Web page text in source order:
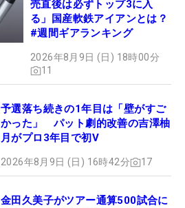
売直後は必ずトップ3に入
る」国産軟鉄アイアンとは？
#週間ギアランキング
2026年8月9日 (日) 18時00分
11
予選落ち続きの1年目は「壁がすご
かった」 パット劇的改善の吉澤柚
月がプロ3年目で初V
2026年8月9日 (日) 16時42分 17
金田久美子がツアー通算500試合に